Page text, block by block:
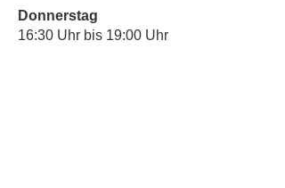
Donnerstag
16:30 Uhr bis 19:00 Uhr